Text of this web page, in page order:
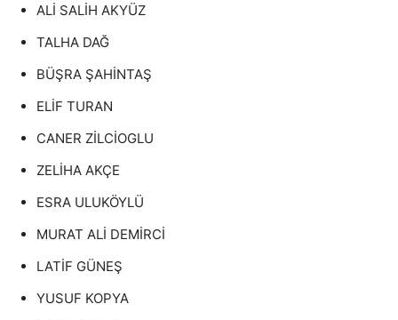
ALİ SALİH AKYÜZ
TALHA DAĞ
BÜŞRA ŞAHİNTAŞ
ELİF TURAN
CANER ZİLCİOGLU
ZELİHA AKÇE
ESRA ULUKÖYLÜ
MURAT ALİ DEMİRCİ
LATİF GÜNEŞ
YUSUF KOPYA